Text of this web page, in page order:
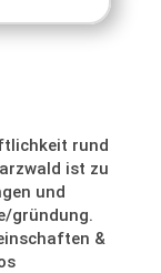
rund
ist zu
und
gründung.
&